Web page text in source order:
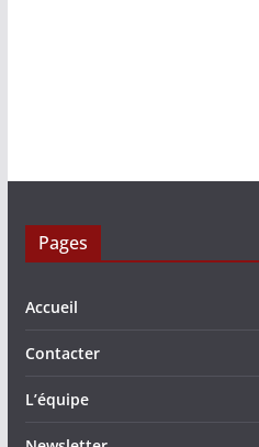
Pages
Accueil
Contacter
L’équipe